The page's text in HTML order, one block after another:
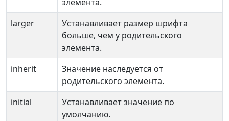
larger
Устанавливает размер шрифта
больше, чем у родительского
элемента.
inherit
Значение наследуется от
родительского элемента.
initial
Устанавливает значение по
умолчанию.